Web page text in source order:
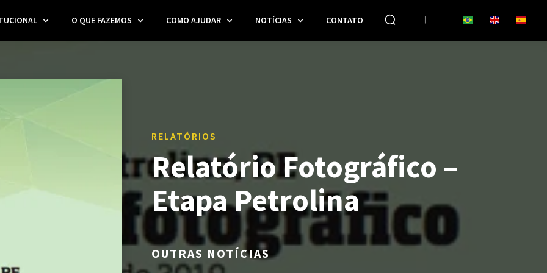
O QUE FAZEMOS COMO AJUDAR NOTÍCIAS CONTATO
RELATÓRIOS
Relatório Fotográfico –
Etapa Petrolina
OUTRAS NOTÍCIAS